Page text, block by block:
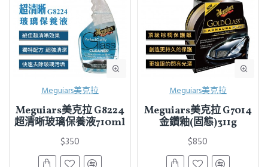
Meguiars美克拉
Meguiars美克拉 G8224
超清晰玻璃保養液710ml
$350
Meguiars美克拉
Meguiars美克拉 G7014
金鑽釉(固態)311g
$850